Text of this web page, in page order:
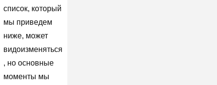
список, который
мы приведем
ниже, может
видоизменяться
, но основные
моменты мы